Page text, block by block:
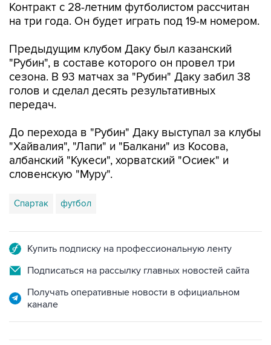
Контракт с 28-летним футболистом рассчитан
на три года. Он будет играть под 19-м номером.
Предыдущим клубом Даку был казанский
"Рубин", в составе которого он провел три
сезона. В 93 матчах за "Рубин" Даку забил 38
голов и сделал десять результативных
передач.
До перехода в "Рубин" Даку выступал за клубы
"Хайвалия", "Лапи" и "Балкани" из Косова,
албанский "Кукеси", хорватский "Осиек" и
словенскую "Муру".
Спартак футбол
Купить подписку на профессиональную ленту
Подписаться на рассылку главных новостей сайта
Получать оперативные новости в официальном
канале